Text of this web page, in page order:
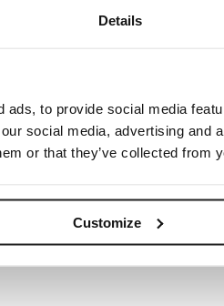
Details
ads, to provide social media
social media, advertising and
or that they’ve collected from
Customize
WEWNĘTRZNY BŁĄD
POWRÓT NA STRONĘ GŁÓWNĄ